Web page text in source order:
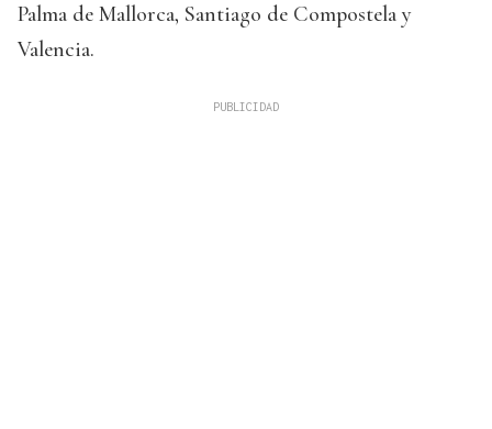
Palma de Mallorca, Santiago de Compostela y
Valencia.